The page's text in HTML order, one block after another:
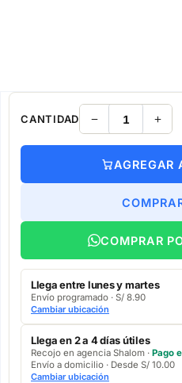
CANTIDAD
AGREGAR
COMPRAR
Llega entre lunes y martes
Envío programado · S/ 8.90
Cambiar ubicación
Llega en 2 a 4 días útiles
Recojo en agencia Shalom · Pago
Envío a domicilio · Desde S/ 10.00
Cambiar ubicación